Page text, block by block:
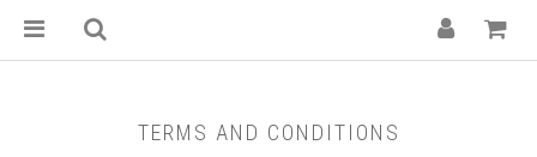
TERMS AND CONDITIONS